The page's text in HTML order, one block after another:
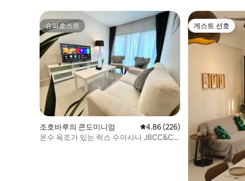
슈퍼호스트
슈퍼호스트
조호바루의 콘도미니엄 평점 4.86점(5점 만점), 후기
4.86 (226)
온수 욕조가 있는 럭스 수아사나 JBCC&CS
게스트 선호
게스트 선호